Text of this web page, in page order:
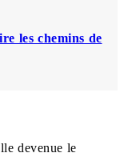
les chemins de
devenue le